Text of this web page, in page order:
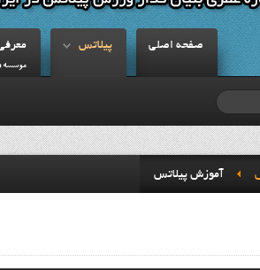
صفحه اصلي پيلاتس
موسسه
آموزش پيلاتس